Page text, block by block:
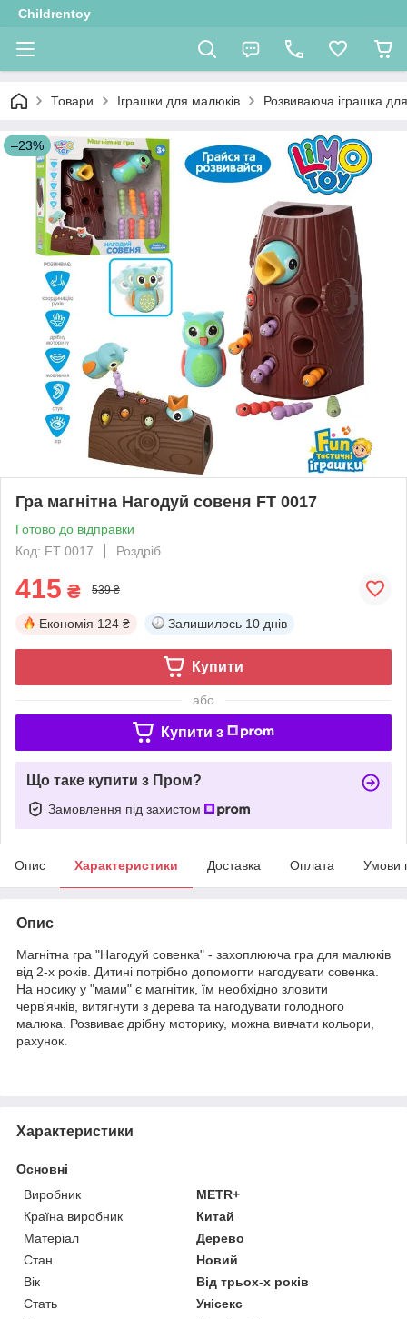
Childrentoy
Товари Іграшки для малюків Розвиваюча іграшка
–23%
Гра магнітна Нагодуй совеня FT 0017
Готово до відправки
Код: FT 0017
Роздріб
415 ₴ 539 ₴
Економія 124 ₴ Залишилось 10 днів
Купити
або
Купити з
Що таке купити з Пром?
Замовлення під захистом
Опис Характеристики Доставка Оплата Умови
Опис
Магнітна гра "Нагодуй совенка" - захоплююча гра для малюків
від 2-х років. Дитині потрібно допомогти нагодувати совенка.
На носику у "мами" є магнітик, їм необхідно зловити
черв'ячків, витягнути з дерева та нагодувати голодного
малюка. Розвиває дрібну моторику, можна вивчати кольори,
рахунок.
Характеристики
Основні
Виробник
METR+
Країна виробник
Китай
Матеріал
Дерево
Стан
Новий
Вік
Від трьох-х років
Стать
Унісекс